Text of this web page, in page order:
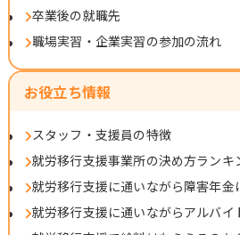
卒業後の就職先
職場実習・企業実習の参加の流れ
お役立ち情報
スタッフ・支援員の特徴
就労移行支援事業所の決め方ランキ
就労移行支援に通いながら障害年金
就労移行支援に通いながらアルバイ